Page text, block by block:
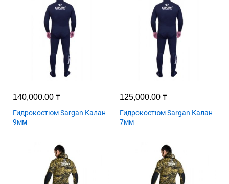
140,000.00 ₸
Гидрокостюм Sargan Калан
9мм
125,000.00 ₸
Гидрокостюм Sargan Калан
7мм